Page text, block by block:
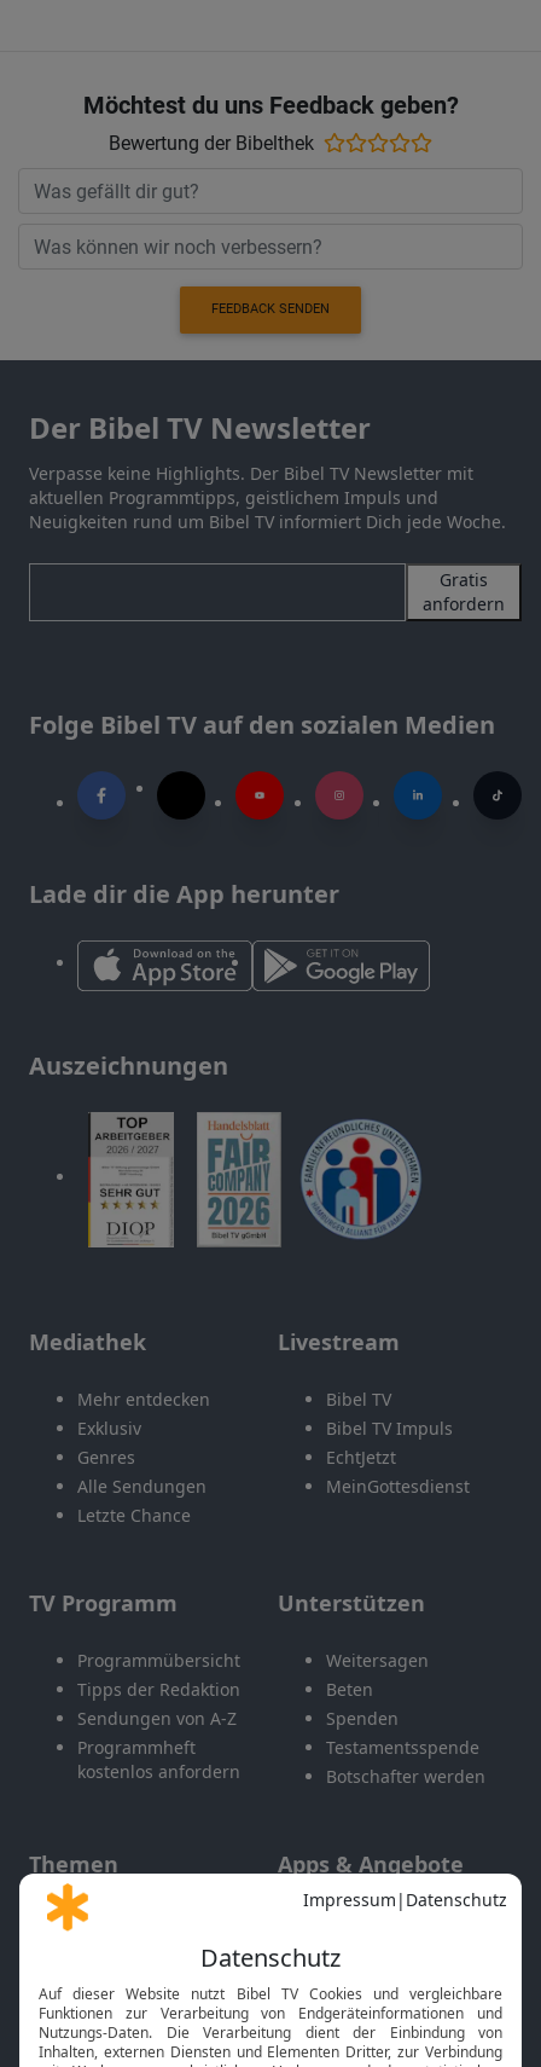
Möchtest du uns Feedback geben?
Bewertung der Bibelthek
FEEDBACK SENDEN
Der Bibel TV Newsletter
Verpasse keine Highlights. Der Bibel TV Newsletter mit
aktuellen Programmtipps, geistlichem Impuls und
Neuigkeiten rund um Bibel TV informiert Dich jede Woche.
Gratis
anfordern
Folge Bibel TV auf den sozialen Medien
Lade dir die App herunter
Auszeichnungen
Mediathek
Mehr entdecken
Exklusiv
Genres
Alle Sendungen
Letzte Chance
Livestream
Bibel TV
Bibel TV Impuls
EchtJetzt
MeinGottesdienst
TV Programm
Programmübersicht
Tipps der Redaktion
Sendungen von A-Z
Programmheft
kostenlos anfordern
Unterstützen
Weitersagen
Beten
Spenden
Testamentsspende
Botschafter werden
Themen
Gott und Bibel erklärt
Neuigkeiten
Apps & Angebote
Mobile App
Smart TV
HbbTV